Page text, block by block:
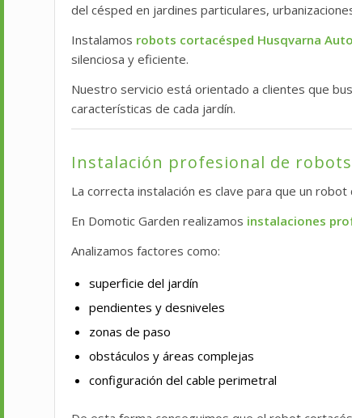
del césped en jardines particulares,
Instalamos robots cortacésped Husqvarna
silenciosa y eficiente.
Nuestro servicio está orientado a clientes que
características de cada jardín.
Instalación profesional de
La correcta instalación es clave para que un
En Domotic Garden realizamos instalaciones
Analizamos factores como:
superficie del jardín
pendientes y desniveles
zonas de paso
obstáculos y áreas complejas
configuración del cable perimetral